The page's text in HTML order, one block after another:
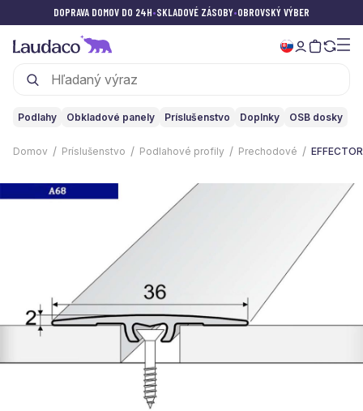
DOPRAVA DOMOV DO 24H•SKLADOVÉ ZÁSOBY•OBROVSKÝ VÝBER
Podlahy Obkladové panely Príslušenstvo Doplnky OSB dosky
Domov Príslušenstvo Podlahové profily Prechodové